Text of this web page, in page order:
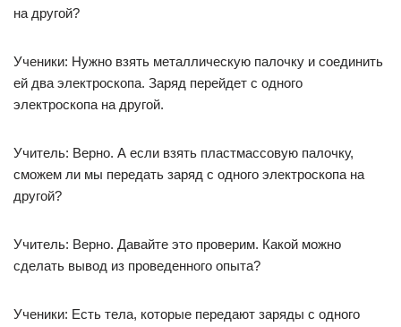
на другой?
Ученики: Нужно взять металлическую палочку и соединить
ей два электроскопа. Заряд перейдет с одного
электроскопа на другой.
Учитель: Верно. А если взять пластмассовую палочку,
сможем ли мы передать заряд с одного электроскопа на
другой?
Учитель: Верно. Давайте это проверим. Какой можно
сделать вывод из проведенного опыта?
Ученики: Есть тела, которые передают заряды с одного